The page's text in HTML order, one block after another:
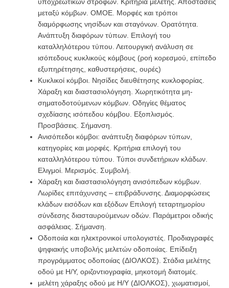
υποχρεωτικών στροφών. Κριτήρια μελέτης. Αποστάσεις
μεταξύ κόμβων. OMOE. Μορφές και τρόποι
διαμόρφωσης νησίδων και σταγόνων. Ορατότητα.
Ανάπτυξη διαφόρων τύπων. Επιλογή του
καταλληλότερου τύπου. Λειτουργική ανάλυση σε
ισόπεδους κυκλικούς κόμβους (ροή κορεσμού, επίπεδο
εξυπηρέτησης, καθυστερήσεις, ουρές)
Κυκλικοί κόμβοι. Νησίδες διευθέτησης κυκλοφορίας.
Χάραξη και διαστασιολόγηση. Χωρητικότητα μη-
σηματοδοτούμενων κόμβων. Οδηγίες θέματος
σχεδίασης ισόπεδου κόμβου. Εξοπλισμός.
Προσβάσεις. Σήμανση.
Ανισόπεδοι κόμβοι: ανάπτυξη διαφόρων τύπων,
κατηγορίες και μορφές. Κριτήρια επιλογή του
καταλληλότερου τύπου. Τύποι συνδετήριων κλάδων.
Ελιγμοί. Μερισμός. Συμβολή.
Χάραξη και διαστασιολόγηση ανισόπεδων κόμβων.
Λωρίδες επιτάχυνσης – επιβράδυνσης. Διαμορφώσεις
κλάδων εισόδων και εξόδων Επιλογή τεταρτημορίου
σύνδεσης διασταυρούμενων οδών. Παράμετροι οδικής
ασφάλειας. Σήμανση.
Οδοποιία και ηλεκτρονικοί υπολογιστές. Προδιαγραφές
ψηφιακής υποβολής μελετών οδοποιίας. Επίδειξη
προγράμματος οδοποιίας (ΔΙΟΛΚΟΣ). Στάδια μελέτης
οδού με Η/Υ, οριζοντιογραφία, μηκοτομή διατομές.
μελέτη χάραξης οδού με Η/Υ (ΔΙΟΛΚΟΣ), χωματισμοί,